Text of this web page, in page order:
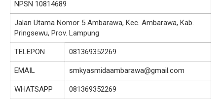
NPSN 10814689
Jalan Utama Nomor 5 Ambarawa, Kec. Ambarawa, Kab.
Pringsewu, Prov. Lampung
TELEPON 081369352269
EMAIL smkyasmidaambarawa@gmail.com
WHATSAPP 081369352269